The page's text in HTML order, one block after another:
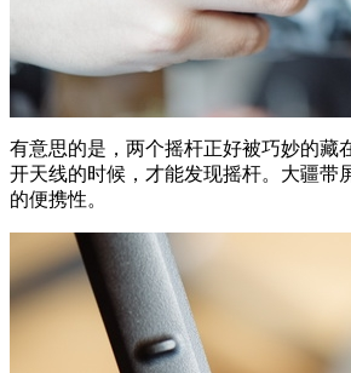
有意思的是，两个摇杆正好被巧妙的藏
开天线的时候，才能发现摇杆。大疆带
的便携性。